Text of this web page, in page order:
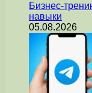
Бизнес-
навыки
05.08.2026